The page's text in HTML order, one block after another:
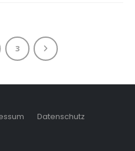
3
Datenschutz